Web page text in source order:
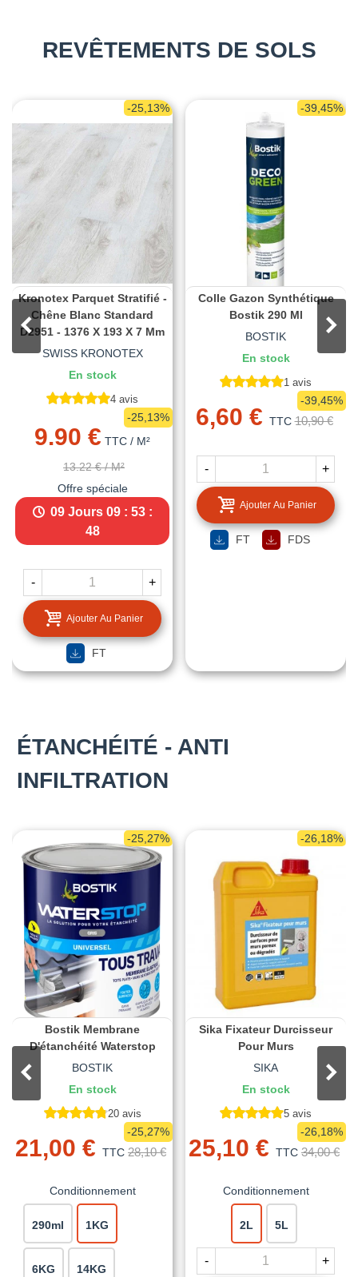
REVÊTEMENTS DE SOLS
-25,13%
Kronotex Parquet Stratifié -
Chêne Blanc Standard
D2951 - 1376 X 193 X 7 Mm
SWISS KRONOTEX
En stock
4 avis
9.90 € TTC / M²
13.22 € / M²
-25,13%
Offre spéciale
09 Jours 09 : 53 :
47
- +
Ajouter Au Panier
FT
-39,45%
Colle Gazon Synthétique
Bostik 290 Ml
BOSTIK
En stock
1 avis
6,60 € TTC 10,90 €
-39,45%
- +
Ajouter Au Panier
FT FDS
ÉTANCHÉITÉ - ANTI
INFILTRATION
-25,27%
Bostik Membrane
D'étanchéité Waterstop
BOSTIK
En stock
20 avis
21,00 € TTC 28,10 €
-25,27%
Conditionnement
290ml 1KG
6KG 14KG
-26,18%
Sika Fixateur Durcisseur
Pour Murs
SIKA
En stock
5 avis
25,10 € TTC 34,00 €
-26,18%
Conditionnement
2L 5L
- +